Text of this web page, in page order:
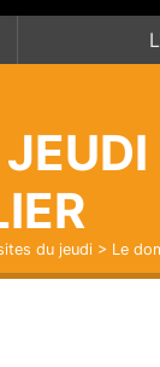
du jeudi > Le